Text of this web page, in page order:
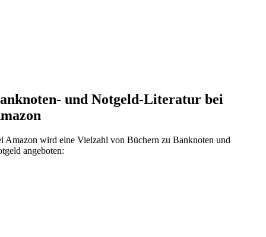
und Notgeld-Literatur bei
Amazon wird eine Vielzahl von Büchern zu Banknoten und
angeboten: